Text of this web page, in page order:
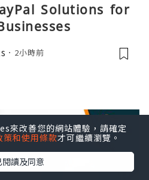
Solutions for
2小時前
改善您的網站體驗，請確定
策和使用條款才可繼續瀏覽。
閱讀及同意